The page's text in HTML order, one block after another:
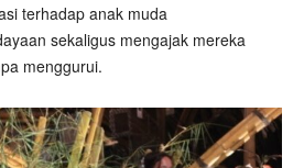
terhadap anak muda
sekaligus mengajak mereka
menggurui.